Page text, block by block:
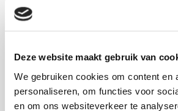
Deze website maakt gebruik van
We gebruiken cookies om content en
personaliseren, om functies voor
en om ons websiteverkeer te
DIRECT LEVERBAAR
meer
Toevoegen aan